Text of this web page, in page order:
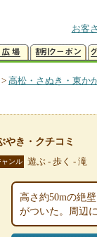
お客
> 高松・さぬき・東か
やき・クチコミ
ャンル 遊ぶ - 歩く - 滝
高さ約50mの絶
がついた。周辺